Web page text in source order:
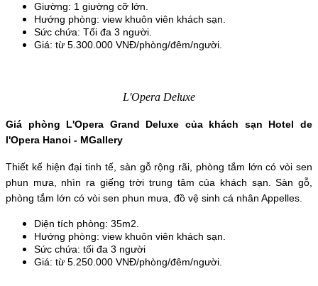
Giường: 1 giường cỡ lớn.
Hướng phòng: view khuôn viên khách sạn.
Sức chứa: Tối đa 3 người.
Giá: từ 5.300.000 VNĐ/phòng/đêm/người.
L'Opera Deluxe
Giá phòng L'Opera Grand Deluxe của khách sạn Hotel de
l'Opera Hanoi - MGallery
Thiết kế hiện đại tinh tế, sàn gỗ rộng rãi, phòng tắm lớn có vòi sen
phun mưa, nhìn ra giếng trời trung tâm của khách sạn. Sàn gỗ,
phòng tắm lớn có vòi sen phun mưa, đồ vệ sinh cá nhân Appelles.
Diện tích phòng: 35m2.
Hướng phòng: view khuôn viên khách sạn.
Sức chứa: tối đa 3 người
Giá: từ 5.250.000 VNĐ/phòng/đêm/người.